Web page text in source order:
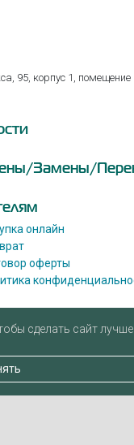
95, корпус 1, помещение
Замены/
онлайн
оферты
сделать сайт лучше